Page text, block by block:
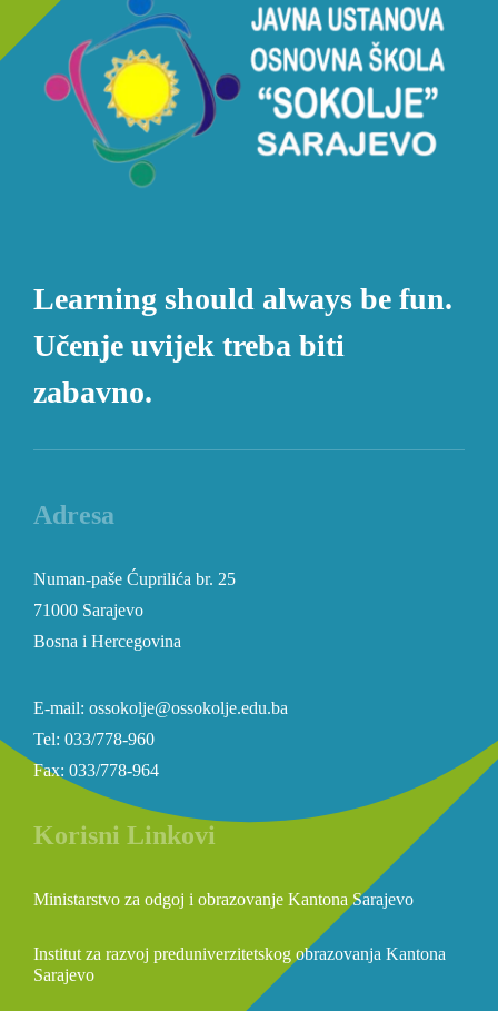
Learning should always be fun.
Učenje uvijek treba biti
zabavno.
Adresa
Numan-paše Ćuprilića br. 25
71000 Sarajevo
Bosna i Hercegovina
E-mail: ossokolje@ossokolje.edu.ba
Tel: 033/778-960
Fax: 033/778-964
Korisni Linkovi
Ministarstvo za odgoj i obrazovanje Kantona Sarajevo
Institut za razvoj preduniverzitetskog obrazovanja Kantona
Sarajevo